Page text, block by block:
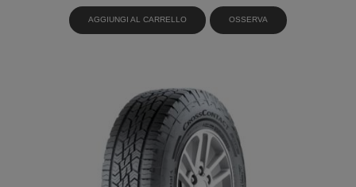
AGGIUNGI AL CARRELLO OSSERVA